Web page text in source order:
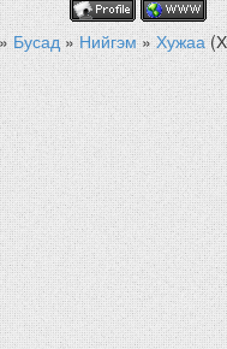
» Бусад » Нийгэм » Хужаа